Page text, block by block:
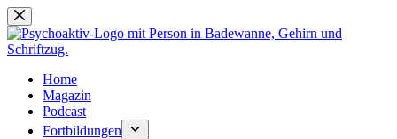
Zum
Inhalt
springen
Home
Magazin
Podcast
Fortbildungen